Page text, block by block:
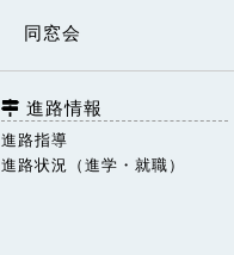
同窓会
進路情報
進路指導
進路状況（進学・就職）